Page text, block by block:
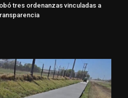
tres ordenanzas vinculadas a